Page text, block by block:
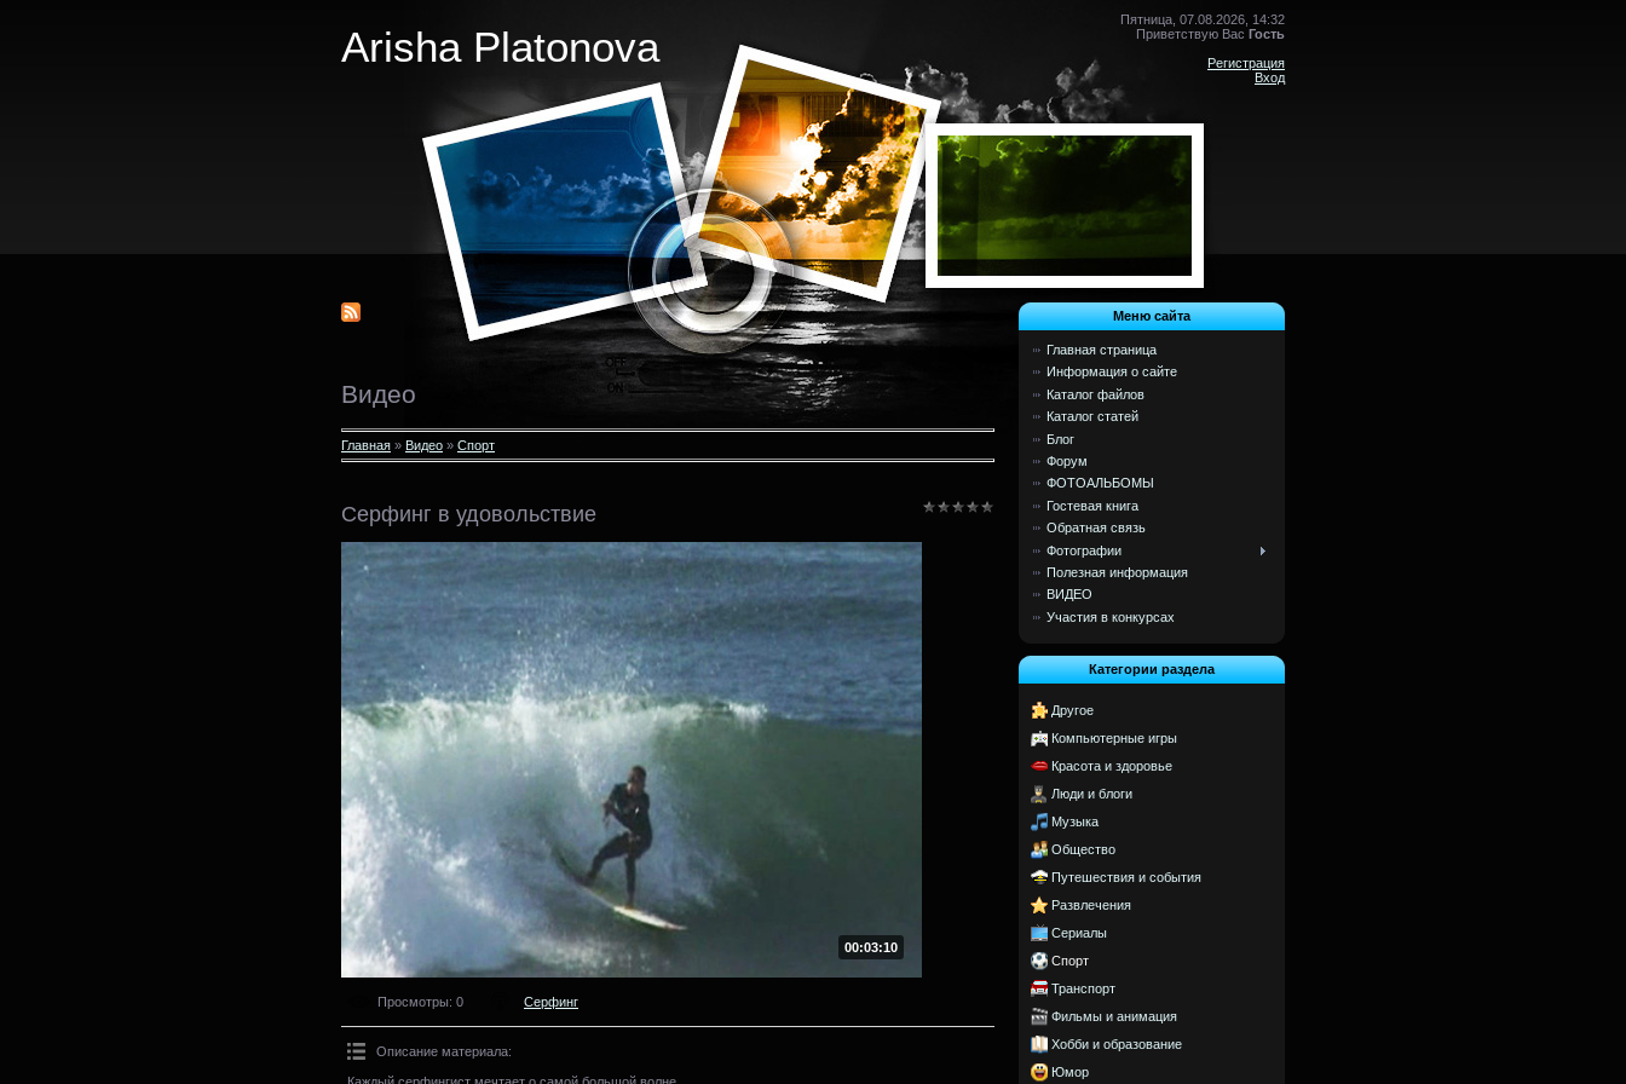
Arisha Platonova
Пятница, 07.08.2026, 14:32
Приветствую Вас Гость
Регистрация
Вход
Видео
Главная » Видео » Спорт
Серфинг в удовольствие
00:03:10
Просмотры: 0 Серфинг
Описание материала:
Каждый серфингист мечтает о самой большой волне.
Меню сайта
Главная страница
Информация о сайте
Каталог файлов
Каталог статей
Блог
Форум
ФОТОАЛЬБОМЫ
Гостевая книга
Обратная связь
Фотографии
Полезная информация
ВИДЕО
Участия в конкурсах
Категории раздела
Другое
Компьютерные игры
Красота и здоровье
Люди и блоги
Музыка
Общество
Путешествия и события
Развлечения
Сериалы
Спорт
Транспорт
Фильмы и анимация
Хобби и образование
Юмор